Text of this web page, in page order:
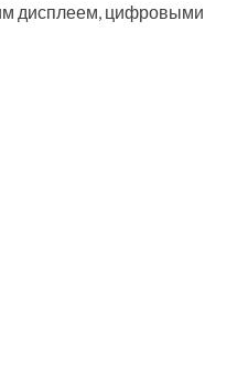
дисплеем, цифровыми